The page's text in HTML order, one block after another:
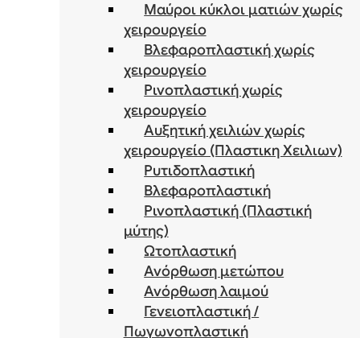
Μαύροι κύκλοι ματιών χωρίς
χειρουργείο
Βλεφαροπλαστική χωρίς
χειρουργείο
Ρινοπλαστική χωρίς
χειρουργείο
Αυξητική χειλιών χωρίς
χειρουργείο (Πλαστικη Χειλιων)
Ρυτιδοπλαστική
Βλεφαροπλαστική
Ρινοπλαστική (Πλαστική
μύτης)
Ωτοπλαστική
Ανόρθωση μετώπου
Ανόρθωση λαιμού
Γενειοπλαστική /
Πωγωνοπλαστική